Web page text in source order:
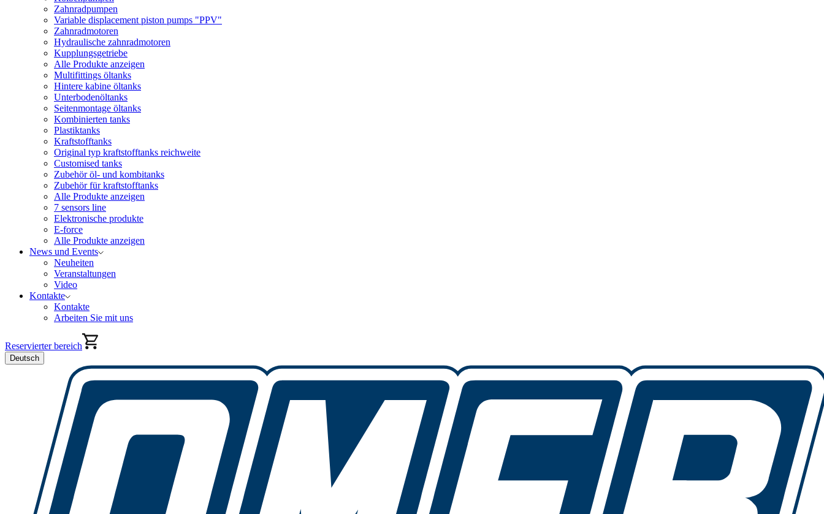
Zahnradpumpen
Variable displacement piston pumps "PPV"
Zahnradmotoren
Hydraulische zahnradmotoren
Kupplungsgetriebe
Alle Produkte anzeigen
Multifittings öltanks
Hintere kabine öltanks
Unterbodenöltanks
Seitenmontage öltanks
Kombinierten tanks
Plastiktanks
Kraftstofftanks
Original typ kraftstofftanks reichweite
Customised tanks
Zubehör öl- und kombitanks
Zubehör für kraftstofftanks
Alle Produkte anzeigen
7 sensors line
Elektronische produkte
E-force
Alle Produkte anzeigen
News und Events
Neuheiten
Veranstaltungen
Video
Kontakte
Kontakte
Arbeiten Sie mit uns
Reservierter bereich
Deutsch